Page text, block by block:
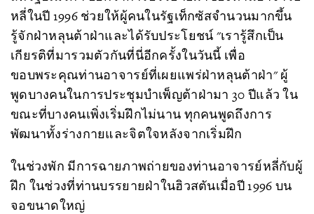
หลี่ในปี 1996 ช่วยให้ผู้คนในรัฐเท็กซัสจำนวนมากขึ้น
รู้จักฝ่าหลุนต้าฝ่าและได้รับประโยชน์ "เรารู้สึกเป็น
เกียรติที่มารวมตัวกันที่นี่อีกครั้งในวันนี้ เพื่อ
ขอบพระคุณท่านอาจารย์ที่เผยแพร่ฝ่าหลุนต้าฝ่า" ผู้
พูดบางคนในการประชุมบำเพ็ญต้าฝ่ามา 30 ปีแล้ว ใน
ขณะที่บางคนเพิ่งเริ่มฝึกไม่นาน ทุกคนพูดถึงการ
พัฒนาทั้งร่างกายและจิตใจหลังจากเริ่มฝึก
ในช่วงพัก มีการฉายภาพถ่ายของท่านอาจารย์หลี่กับผู้
ฝึก ในช่วงที่ท่านบรรยายฝ่าในฮิวสตันเมื่อปี 1996 บน
จอขนาดใหญ่